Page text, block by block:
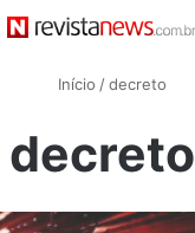
Início / decreto
decreto